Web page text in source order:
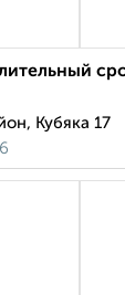
Кубяка 17